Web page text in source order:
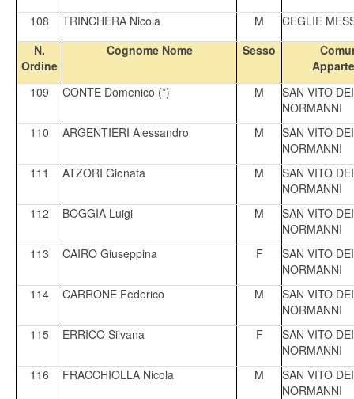
108
TRINCHERA Nicola M
CEGLIE
N.
Ordine
Cognome Nome Sesso
109
CONTE Domenico (*) M
SAN VITO DEI
NORMANNI
110
ARGENTIERI Alessandro M
SAN VITO DEI
NORMANNI
111
ATZORI Gionata M
SAN VITO DEI
NORMANNI
112
BOGGIA Luigi M
SAN VITO DEI
NORMANNI
113
CAIRO Giuseppina F
SAN VITO DEI
NORMANNI
114
CARRONE Federico M
SAN VITO DEI
NORMANNI
115
ERRICO Silvana F
SAN VITO DEI
NORMANNI
116
FRACCHIOLLA Nicola M
SAN VITO DEI
NORMANNI